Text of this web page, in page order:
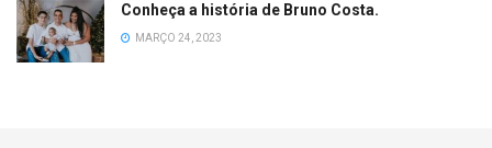
Conheça a história de Bruno Costa.
MARÇO 24, 2023